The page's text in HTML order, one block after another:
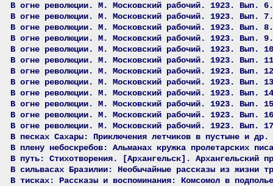
В огне революции. М. Московский рабочий. 1923. Вып.
В огне революции. М. Московский рабочий. 1923. Вып.
В огне революции. М. Московский рабочий. 1923. Вып.
В огне революции. М. Московский рабочий. 1923. Вып.
В огне революции. М. Московский рабочий. 1923. Вып.
В огне революции. М. Московский рабочий. 1923. Вып.
В огне революции. М. Московский рабочий. 1923. Вып.
В огне революции. М. Московский рабочий. 1923. Вып.
В огне революции. М. Московский рабочий. 1923. Вып.
В огне революции. М. Московский рабочий. 1923. Вып.
В огне революции. М. Московский рабочий. 1923. Вып.
В огне революции. М. Московский рабочий. 1923. Вып.
В песках Сахары: Приключения летчиков в пустыне и
В плену небоскребов: Альманах кружка пролетарских
В путь: Стихотворения. [Архангельск]. Архангельский
В сильвасах Бразилии: Необычайные рассказы из
В тисках: Рассказы и воспоминания: Комсомол в